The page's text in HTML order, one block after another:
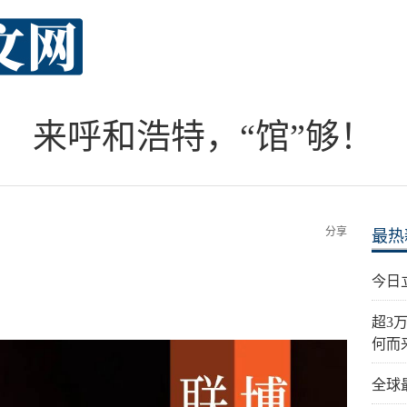
来呼和浩特，“馆”够！
分享 最
今日
超3
何而
全球